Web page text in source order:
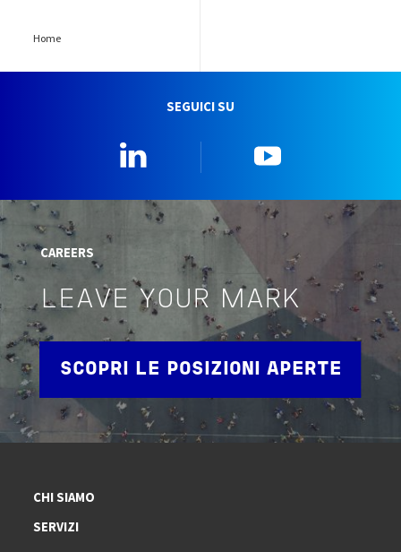
Home
SEGUICI SU
CAREERS
LEAVE YOUR MARK
SCOPRI LE POSIZIONI APERTE
CHI SIAMO
SERVIZI